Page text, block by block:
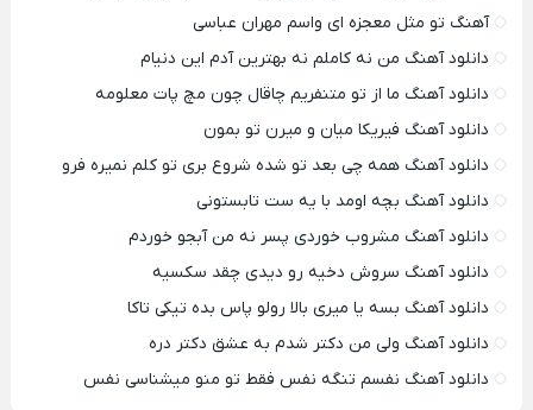
آهنگ تو مثل معجزه ای واسم مهران عباسی
دانلود آهنگ من نه کاملم نه بهترین آدم این دنیام
دانلود آهنگ ما از تو متنفریم چاقال چون مچ پات معلومه
دانلود آهنگ فیریکا میان و میرن تو بمون
دانلود آهنگ همه چی بعد تو شده شروع بری تو کلم نمیره فرو
دانلود آهنگ بچه اومد با یه ست تابستونی
دانلود آهنگ مشروب خوردی پسر نه من آبجو خوردم
دانلود آهنگ سروش دخیه رو دیدی چقد سکسیه
دانلود آهنگ بسه یا میری بالا رولو پاس بده تیکی تاکا
دانلود آهنگ ولی من دکتر شدم به عشق دکتر دره
دانلود آهنگ نفسم تنگه نفس فقط تو منو میشناسی نفس